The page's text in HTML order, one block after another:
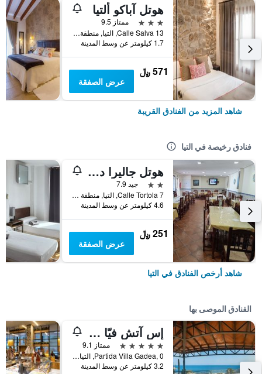
هوتل آباكو ألتيا
3 نجوم
ممتاز 9.5
Calle Salva 13, التيا, منطقة بلنسية, أسبانيا
1.7 كيلومتر عن وسط المدينة
571 ﷼
عرض الصفقة
شاهد المزيد من الفنادق القريبة
فنادق رخيصة في التيا
هوتل جاليرا ديل مار - ألتيا
2 نجمتين
جيد 7.9
Calle Tortola 7, التيا, منطقة بلنسية, أسبانيا
4.6 كيلومتر عن وسط المدينة
251 ﷼
عرض الصفقة
شاهد أرخص الفنادق في التيا
الفنادق الموصى بها
إس آتش فيّا جاديا أوتل
5 نجوم
ممتاز 9.1
Partida Villa Gadea, 0, التيا, منطقة بلنسية, أسبانيا
3.2 كيلومتر عن وسط المدينة